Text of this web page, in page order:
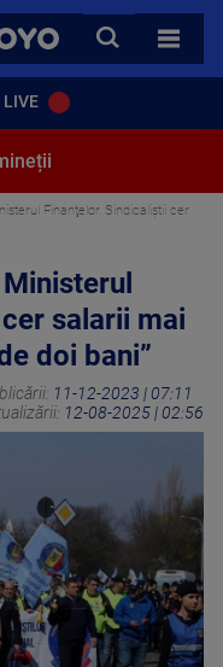
VOYO
CAUTA
TOATE
LIVE
Finanţelor. Sindicaliştii cer
salarii mai
doi bani”
11-12-2023 | 07:11
12-08-2025 | 02:56